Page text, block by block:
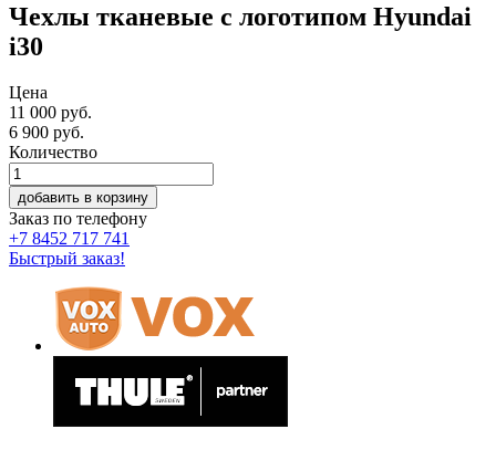
Чехлы тканевые с логотипом Hyundai
i30
Цена
11 000 руб.
6 900 руб.
Количество
добавить в корзину
Заказ по телефону
+7 8452 717 741
Быстрый заказ!